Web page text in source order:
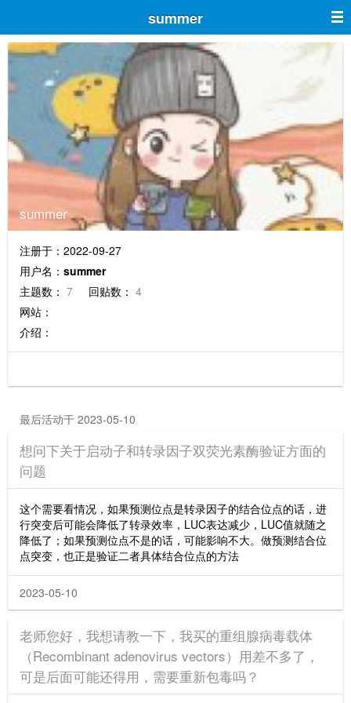
summer
summer
注册于：2022-09-27
用户名： summer
主题数： 7 回贴数： 4
网站：
介绍：
最后活动于 2023-05-10
想问下关于启动子和转录因子双荧光素酶验证方面的
问题
这个需要看情况，如果预测位点是转录因子的结合位点的话，进
行突变后可能会降低了转录效率，LUC表达减少，LUC值就随之
降低了；如果预测位点不是的话，可能影响不大。做预测结合位
点突变，也正是验证二者具体结合位点的方法
2023-05-10
老师您好，我想请教一下，我买的重组腺病毒载体
（Recombinant adenovirus vectors）用差不多了，
可是后面可能还得用，需要重新包毒吗？